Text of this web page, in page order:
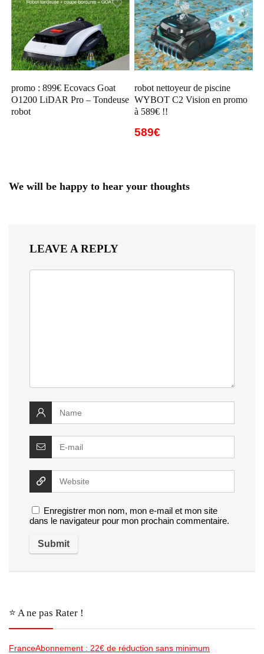
promo : 899€ Ecovacs Goat
O1200 LiDAR Pro – Tondeuse
robot
robot nettoyeur de piscine
WYBOT C2 Vision en promo
à 589€ !!
589€
We will be happy to hear your thoughts
LEAVE A REPLY
Enregistrer mon nom, mon e-mail et mon site
dans le navigateur pour mon prochain commentaire.
⭐️ A ne pas Rater !
FranceAbonnement : 22€ de réduction sans minimum